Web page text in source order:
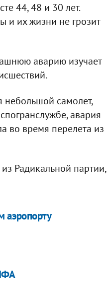
44, 48 и 30 лет.
и их жизни не грозит
аварию изучает
небольшой самолет,
авария
во время перелета из
Радикальной партии,
аэропорту